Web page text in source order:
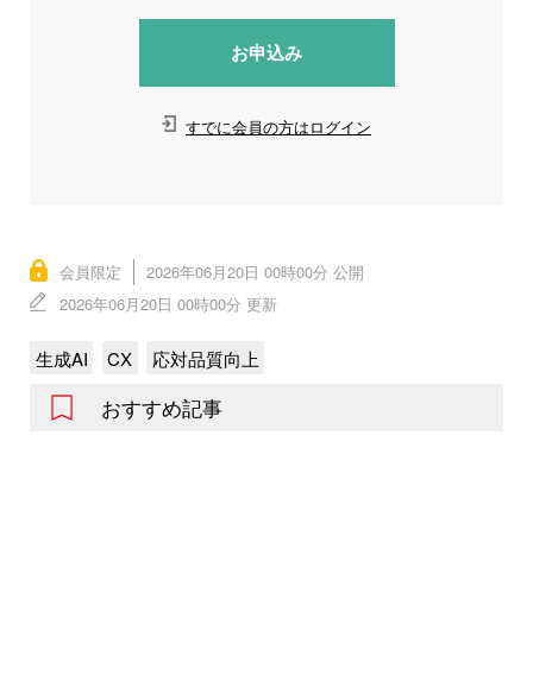
お申込み
すでに会員の方はログイン
会員限定
2026年06月20日 00時00分 公開
2026年06月20日 00時00分 更新
生成AI CX 応対品質向上
おすすめ記事